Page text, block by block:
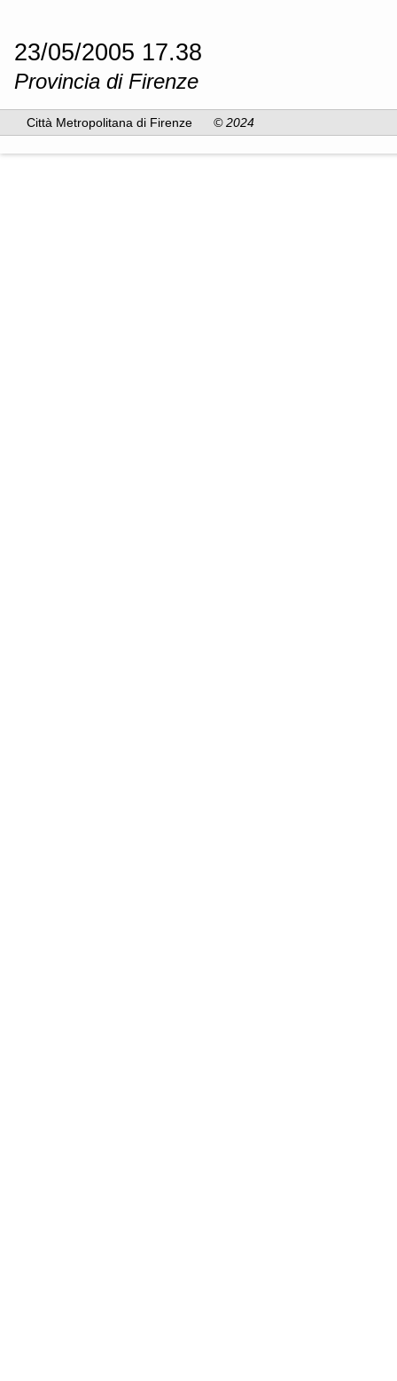
23/05/2005 17.38
Provincia di Firenze
Città Metropolitana di Firenze © 2024